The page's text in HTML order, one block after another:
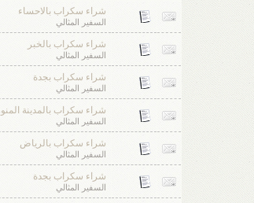
شراء سكراب بالاحساء
السفير المثالي
شراء سكراب بالخبر
السفير المثالي
شراء سكراب بجدة
السفير المثالي
شراء سكراب بالمدينة
السفير المثالي
شراء سكراب بالرياض
السفير المثالي
شراء سكراب بجدة
السفير المثالي